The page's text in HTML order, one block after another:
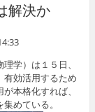
解決か
学）は１５日、
有効活用するため
本格化すれば、
めている。